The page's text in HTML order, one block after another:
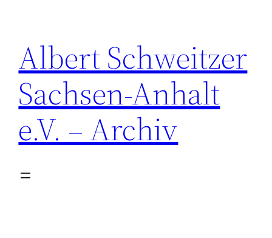
springen
Albert Schweitzer
Sachsen-Anhalt
e.V. – Archiv